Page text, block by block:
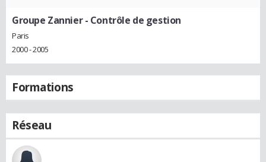
Groupe Zannier- Contrôle de gestion
Paris
2000 - 2005
Formations
Réseau